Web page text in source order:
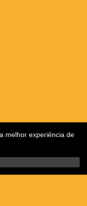
melhor experiência de